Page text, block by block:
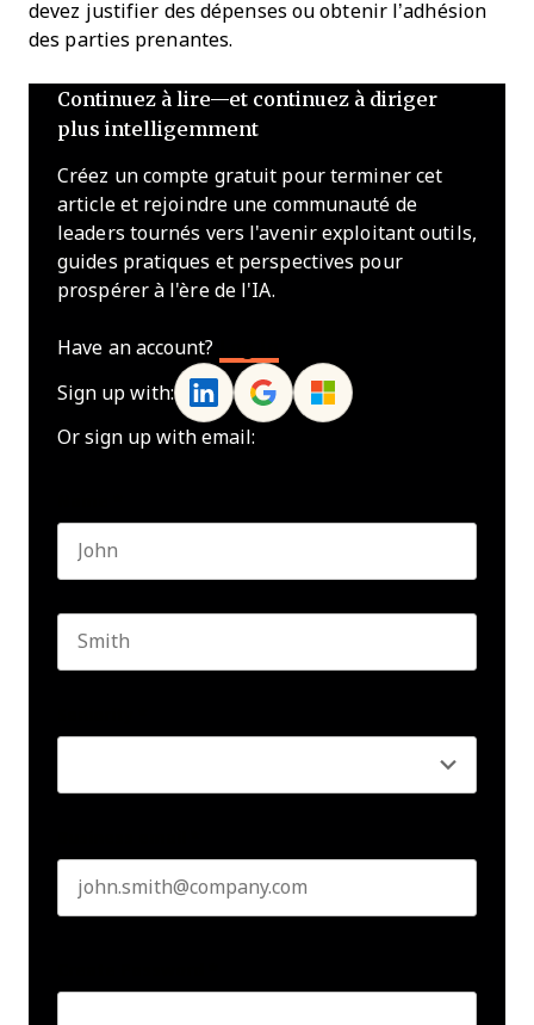
devez justifier des dépenses ou obtenir l’adhésion
des parties prenantes.
Continuez à lire—et continuez à diriger
plus intelligemment
Créez un compte gratuit pour terminer cet
article et rejoindre une communauté de
leaders tournés vers l'avenir exploitant outils,
guides pratiques et perspectives pour
prospérer à l'ère de l'IA.
Have an account?
Sign up with:
Or sign up with email: